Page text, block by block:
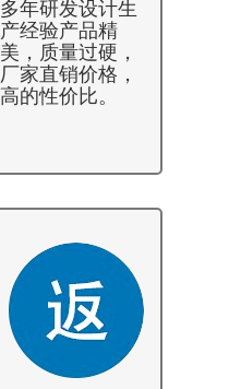
多年研发设计生
产经验产品精
美，质量过硬，
厂家直销价格，
高的性价比。